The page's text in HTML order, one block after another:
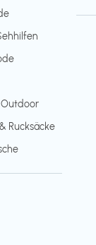
Rucksäcke